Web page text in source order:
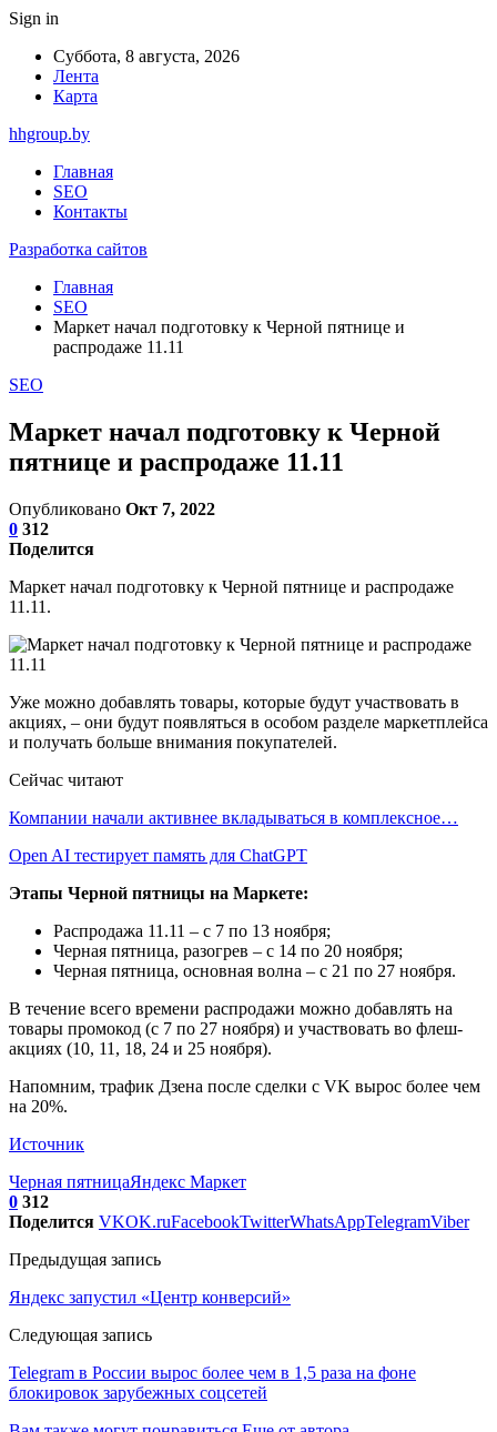
Sign in
Суббота, 8 августа, 2026
Лента
Карта
hhgroup.by
Главная
SEO
Контакты
Разработка сайтов
Главная
SEO
Маркет начал подготовку к Черной пятнице и
распродаже 11.11
SEO
Маркет начал подготовку к Черной
пятнице и распродаже 11.11
Опубликовано Окт 7, 2022
0 312
Поделится
Маркет начал подготовку к Черной пятнице и распродаже
11.11.
Уже можно добавлять товары, которые будут участвовать в
акциях, – они будут появляться в особом разделе маркетплейса
и получать больше внимания покупателей.
Сейчас читают
Компании начали активнее вкладываться в комплексное…
Open AI тестирует память для ChatGPT
Этапы Черной пятницы на Маркете:
Распродажа 11.11 – с 7 по 13 ноября;
Черная пятница, разогрев – с 14 по 20 ноября;
Черная пятница, основная волна – с 21 по 27 ноября.
В течение всего времени распродажи можно добавлять на
товары промокод (с 7 по 27 ноября) и участвовать во флеш-
акциях (10, 11, 18, 24 и 25 ноября).
Напомним, трафик Дзена после сделки с VK вырос более чем
на 20%.
Источник
Черная пятницаЯндекс Маркет
0 312
Поделится VKOK.ruFacebookTwitterWhatsAppTelegramViber
Предыдущая запись
Яндекс запустил «Центр конверсий»
Следующая запись
Telegram в России вырос более чем в 1,5 раза на фоне
блокировок зарубежных соцсетей